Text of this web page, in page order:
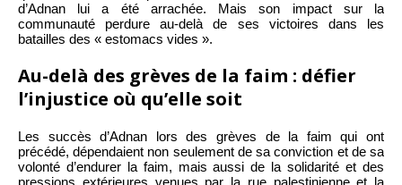
d’Adnan lui a été arrachée. Mais son impact sur la
communauté perdure au-delà de ses victoires dans les
batailles des « estomacs vides ».
Au-delà des grèves de la faim : défier
l’injustice où qu’elle soit
Les succès d’Adnan lors des grèves de la faim qui ont
précédé, dépendaient non seulement de sa conviction et de sa
volonté d’endurer la faim, mais aussi de la solidarité et des
pressions extérieures venues par la rue palestinienne et la